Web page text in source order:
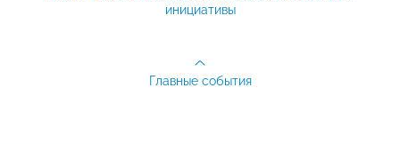
инициативы
Главные события